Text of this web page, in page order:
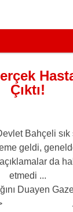
Çıktı!
Bahçeli sık
geldi,
da
etmedi ...
Duayen
.